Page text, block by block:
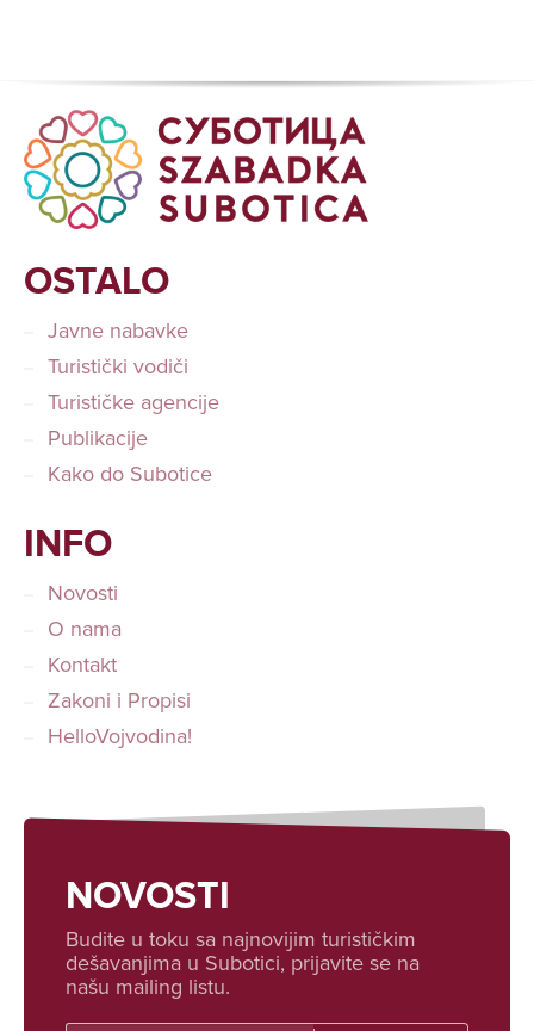
OSTALO
Javne nabavke
Turistički vodiči
Turističke agencije
Publikacije
Kako do Subotice
INFO
Novosti
O nama
Kontakt
Zakoni i Propisi
HelloVojvodina!
NOVOSTI
Budite u toku sa najnovijim turističkim
dešavanjima u Subotici, prijavite se na
našu mailing listu.